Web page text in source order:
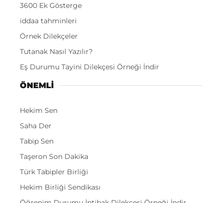
3600 Ek Gösterge
iddaa tahminleri
Örnek Dilekçeler
Tutanak Nasıl Yazılır?
Eş Durumu Tayini Dilekçesi Örneği İndir
ÖNEMLI
Hekim Sen
Saha Der
Tabip Sen
Taşeron Son Dakika
Türk Tabipler Birliği
Hekim Birliği Sendikası